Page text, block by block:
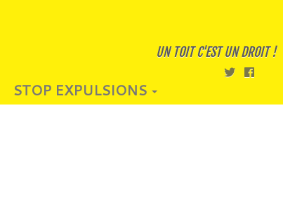
UN TOIT C'EST UN DROIT !
STOP EXPULSIONS